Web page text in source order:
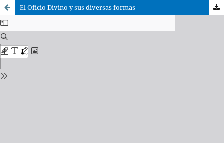
El Oficio Divino y sus diversas formas